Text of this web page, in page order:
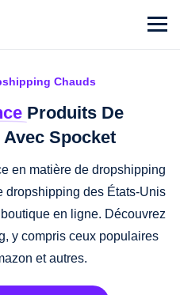
Chauds
Produits De
Spocket
en matière de dropshipping
dropshipping des États-Unis
en ligne. Découvrez
y compris ceux populaires
et autres.